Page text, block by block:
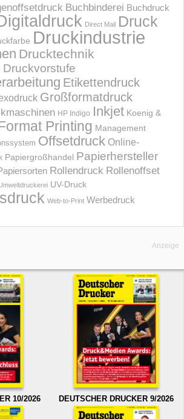
Buchbinderei Buchdruck
Direct Mail Druck
Druckindustrie
Drucktechnik
Druckvorstufe
Etikettendruck
Großformatdruck
HP Indigo Inkjet Koenig &
Printing Management
Offsetdruck Online-
Papiergroßhandel Papierhersteller
Rollendruck Rollenoffset
UV-Druck
Web-to-Print Werbedruck
Anzeige
10/2026 DEUTSCHER DRUCKER 9/2026